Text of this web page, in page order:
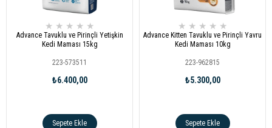
★ ★ ★ ★ ★
Advance Tavuklu ve Pirinçli Yetişkin
Kedi Maması 15kg
223-573511
₺6.400,00
Sepete Ekle
★ ★ ★ ★ ★
Advance Kitten Tavuklu ve Pirinçli Yavru
Kedi Maması 10kg
223-962815
₺5.300,00
Sepete Ekle